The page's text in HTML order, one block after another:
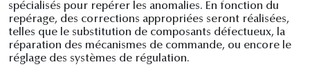
spécialisés pour repérer les anomalies. En fonction du
repérage, des corrections appropriées seront réalisées,
telles que le substitution de composants défectueux, la
réparation des mécanismes de commande, ou encore le
réglage des systèmes de régulation.